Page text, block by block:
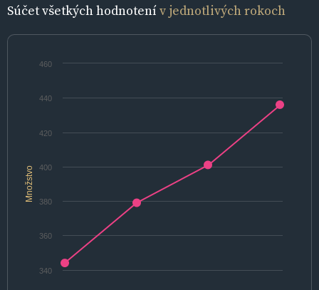
Súčet všetkých hodnotenív jednotlivých rokoch
Množstvo
340
360
380
400
420
440
460